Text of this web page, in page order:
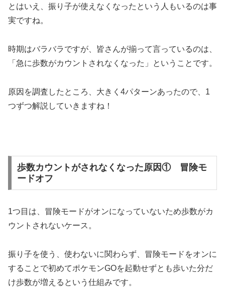
とはいえ、振り子が使えなくなったという人もいるのは事
実ですね。
時期はバラバラですが、皆さんが揃って言っているのは、
「急に歩数がカウントされなくなった」ということです。
原因を調査したところ、大きく4パターンあったので、1
つずつ解説していきますね！
歩数カウントがされなくなった原因① 冒険モ
ードオフ
1つ目は、冒険モードがオンになっていないため歩数がカ
ウントされないケース。
振り子を使う、使わないに関わらず、冒険モードをオンに
することで初めてポケモンGOを起動せずとも歩いた分だ
け歩数が増えるという仕組みです。